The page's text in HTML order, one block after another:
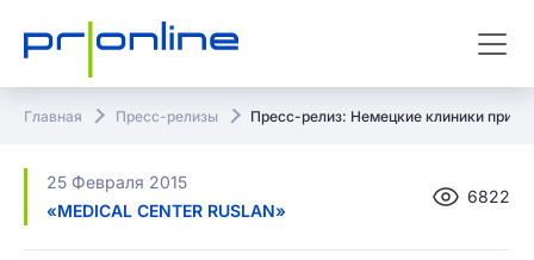
Главная Пресс-релизы Пресс-релиз: Немецкие клиники
25 Февраля 2015
«MEDICAL CENTER RUSLAN»
6822